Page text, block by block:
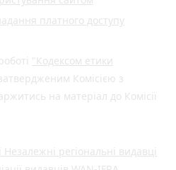
платного доступу
"Кодексом етики
Комісією з
на матеріал до Комісії
Незалежні регіональні видавці